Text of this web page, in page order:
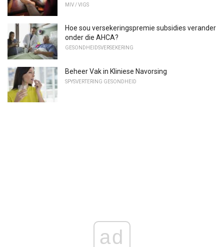
MIV / VIGS
Hoe sou versekeringspremie subsidies verander
onder die AHCA?
GESONDHEIDSVERSEKERING
Beheer Vak in Kliniese Navorsing
SPYSVERTERING GESONDHEID
ad